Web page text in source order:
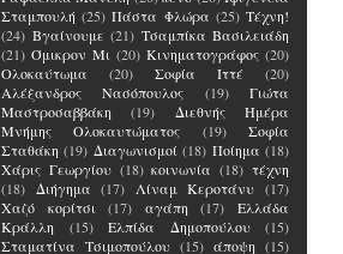
Σταμπουλή (25) Πάστα Φλώρα (25) Τέχνη!
(24) Βγαίνουμε (21) Τσαμπίκα Βασιλειάδη
(21) Όμικρον Μι (20) Κινηματογράφος (20)
Ολοκαύτωμα
(20) Σοφία Ιττέ
(20)
Αλέξανδρος Νασόπουλος
(19)
Γιώτα
Μαστροσαββάκη
(19)
Διεθνής Ημέρα
Μνήμης Ολοκαυτώματος
(19)
Σοφία
Σταθάκη (19) Διαγωνισμοί (18) Ποίημα (18)
Χάρις Γεωργίου (18) κοινωνία (18) τέχνη
(18)
Διήγημα (17) Λίναμ Κεροτάνυ (17)
Χαζό κορίτσι
(17) αγάπη (17)
Ελλάδα
Κράλλη
(15) Ελπίδα Δημοπούλου
(15)
Σταματίνα Τσιμοπούλου (15) άποψη (15)